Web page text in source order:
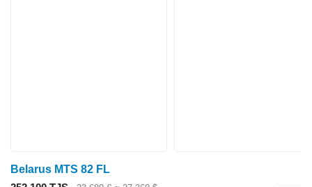
Belarus MTS 82 FL